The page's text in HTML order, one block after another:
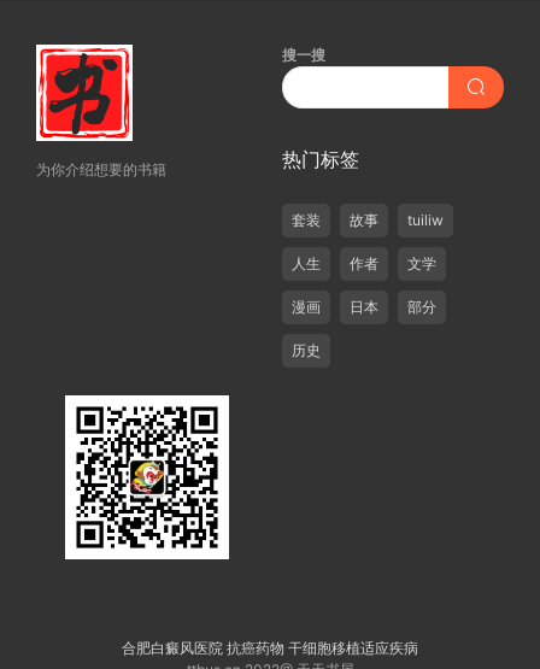
为你介绍想要的书籍
搜一搜
热门标签
套装 故事 tuiliw
人生 作者 文学
漫画 日本 部分
历史
合肥白癜风医院 抗癌药物 干细胞移植适应疾病